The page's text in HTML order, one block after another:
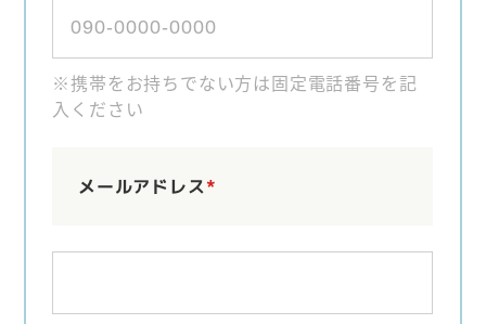
※携帯をお持ちでない方は固定電話番号を記
入ください
メールアドレス*